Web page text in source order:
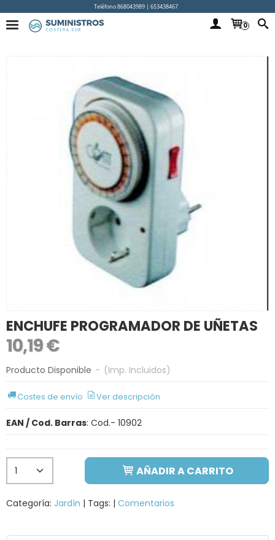
Teléfono 868043989 | 653438467
0
ENCHUFE PROGRAMADOR DE UÑETAS
10,19 €
Producto Disponible - (Imp. Incluidos)
Costes de envío Ver descripción
EAN / Cod. Barras: Cod.- 10902
AÑADIR A CARRITO
Categoría: Jardín | Tags: | Comentarios